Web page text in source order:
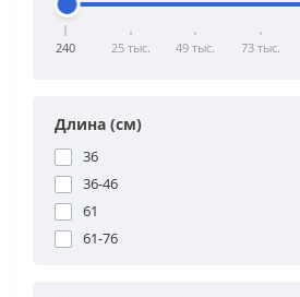
240 25 тыс. 49 тыс. 73 тыс.
Длина (см)
36
36-46
61
61-76